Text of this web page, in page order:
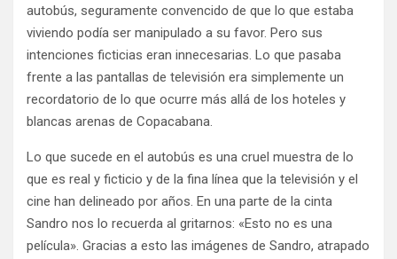
autobús, seguramente convencido de que lo que estaba
viviendo podía ser manipulado a su favor. Pero sus
intenciones ficticias eran innecesarias. Lo que pasaba
frente a las pantallas de televisión era simplemente un
recordatorio de lo que ocurre más allá de los hoteles y
blancas arenas de Copacabana.
Lo que sucede en el autobús es una cruel muestra de lo
que es real y ficticio y de la fina línea que la televisión y el
cine han delineado por años. En una parte de la cinta
Sandro nos lo recuerda al gritarnos: «Esto no es una
película». Gracias a esto las imágenes de Sandro, atrapado